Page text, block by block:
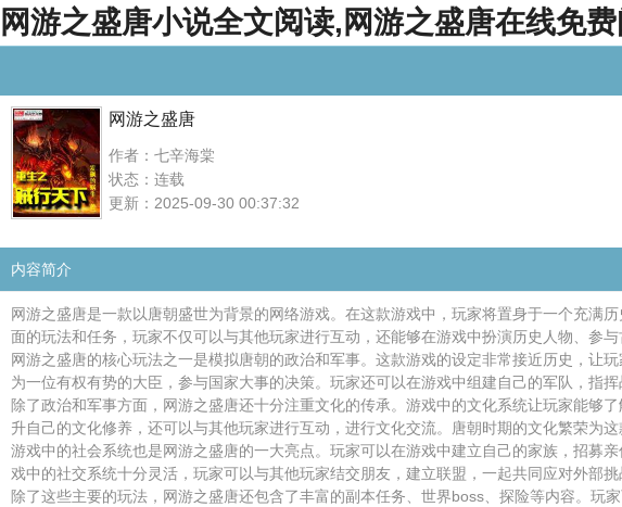
网游之盛唐小说全文阅读,网游之盛唐在线免
网游之盛唐
作者：七辛海棠
状态：连载
更新：2025-09-30 00:37:32
内容简介
网游之盛唐是一款以唐朝盛世为背景的网络游戏。在这款游戏中，玩家将置身于一个充满
面的玩法和任务，玩家不仅可以与其他玩家进行互动，还能够在游戏中扮演历史人物、参
网游之盛唐的核心玩法之一是模拟唐朝的政治和军事。这款游戏的设定非常接近历史，让
为一位有权有势的大臣，参与国家大事的决策。玩家还可以在游戏中组建自己的军队，指
除了政治和军事方面，网游之盛唐还十分注重文化的传承。游戏中的文化系统让玩家能够
升自己的文化修养，还可以与其他玩家进行互动，进行文化交流。唐朝时期的文化繁荣为
游戏中的社会系统也是网游之盛唐的一大亮点。玩家可以在游戏中建立自己的家族，招募
戏中的社交系统十分灵活，玩家可以与其他玩家结交朋友，建立联盟，一起共同应对外部
除了这些主要的玩法，网游之盛唐还包含了丰富的副本任务、世界boss、探险等内容。